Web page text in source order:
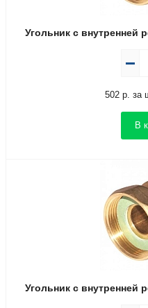
Угольник с внутренней
502 р. за
В
Угольник с внутренней